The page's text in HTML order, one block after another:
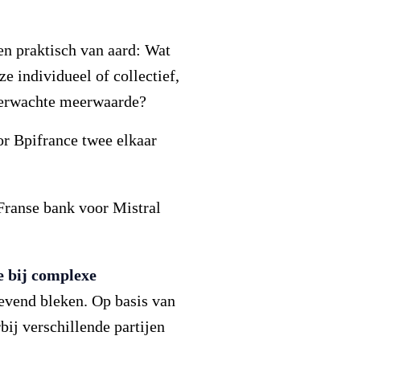
praktisch van aard: Wat
individueel of collectief,
meerwaarde?
Bpifrance twee elkaar
bank voor Mistral
bij complexe
bleken. Op basis van
verschillende partijen